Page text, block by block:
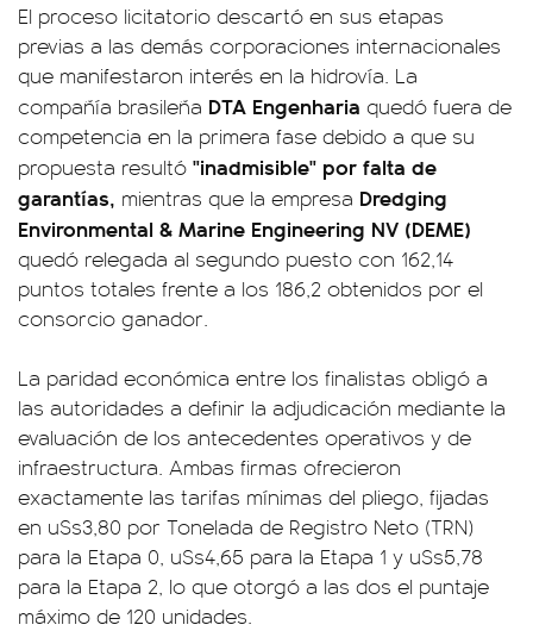
El proceso licitatorio descartó en sus etapas
previas a las demás corporaciones internacionales
que manifestaron interés en la hidrovía. La
compañía brasileña DTA Engenharia quedó fuera de
competencia en la primera fase debido a que su
propuesta resultó "inadmisible" por falta de
garantías, mientras que la empresa Dredging
Environmental & Marine Engineering NV (DEME)
quedó relegada al segundo puesto con 162,14
puntos totales frente a los 186,2 obtenidos por el
consorcio ganador.
La paridad económica entre los finalistas obligó a
las autoridades a definir la adjudicación mediante la
evaluación de los antecedentes operativos y de
infraestructura. Ambas firmas ofrecieron
exactamente las tarifas mínimas del pliego, fijadas
en u$s3,80 por Tonelada de Registro Neto (TRN)
para la Etapa 0, u$s4,65 para la Etapa 1 y u$s5,78
para la Etapa 2, lo que otorgó a las dos el puntaje
máximo de 120 unidades.